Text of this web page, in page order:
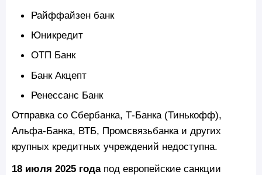
Райффайзен банк
Юникредит
ОТП Банк
Банк Акцепт
Ренессанс Банк
Отправка со Сбербанка, Т-Банка (Тинькофф),
Альфа-Банка, ВТБ, Промсвязьбанка и других
крупных кредитных учреждений недоступна.
18 июля 2025 годапод европейские санкции